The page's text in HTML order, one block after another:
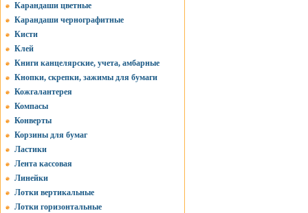
Карандаши цветные
Карандаши чернографитные
Кисти
Клей
Книги канцелярские, учета, амбарные
Кнопки, скрепки, зажимы для бумаги
Кожгалантерея
Компасы
Конверты
Корзины для бумаг
Ластики
Лента кассовая
Линейки
Лотки вертикальные
Лотки горизонтальные